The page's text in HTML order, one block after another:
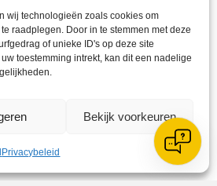
wij technologieën zoals cookies om
raadplegen. Door in te stemmen met deze
of unieke ID's op deze site
toestemming intrekt, kan dit een nadelige
Bekijk voorkeuren
Privacybeleid